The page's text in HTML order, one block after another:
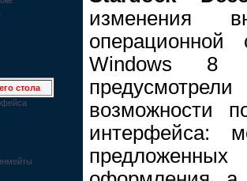
стола
изменения
Windows 8
возможности
интерфейса: